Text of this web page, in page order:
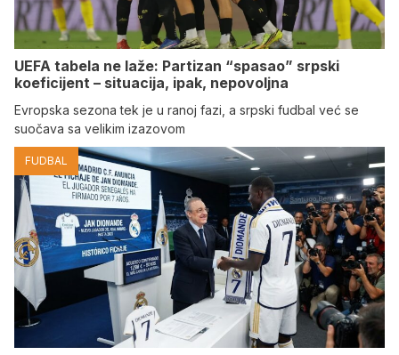
UEFA tabela ne laže: Partizan “spasao” srpski
koeficijent – situacija, ipak, nepovoljna
Evropska sezona tek je u ranoj fazi, a srpski fudbal već se
suočava sa velikim izazovom
FUDBAL